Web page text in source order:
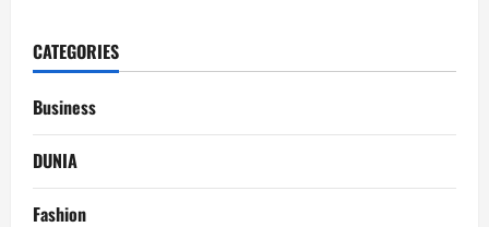
CATEGORIES
Business
DUNIA
Fashion